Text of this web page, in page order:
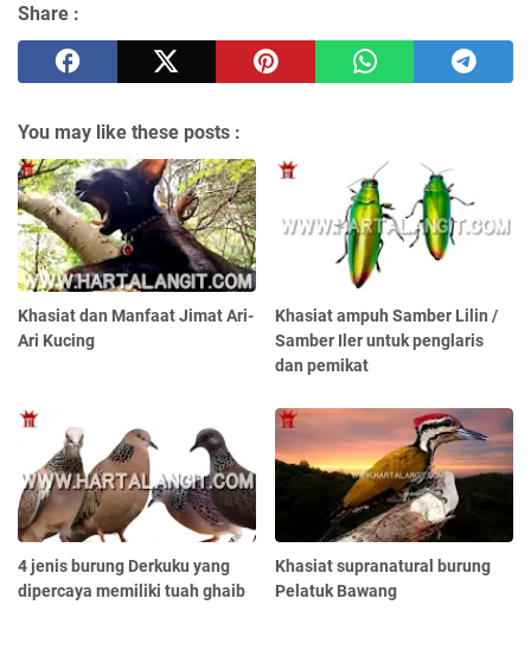
Share :
You may like these posts :
Khasiat dan Manfaat Jimat Ari-
Ari Kucing
Khasiat ampuh Samber Lilin /
Samber Iler untuk penglaris
dan pemikat
4 jenis burung Derkuku yang
dipercaya memiliki tuah ghaib
Khasiat supranatural burung
Pelatuk Bawang